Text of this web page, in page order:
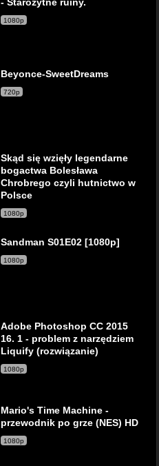
1080p
Beyonce-SweetDreams
720p
Skąd się wzięły legendarne
bogactwa Bolesława
Chrobrego czyli hutnictwo w
Polsce
1080p
Sandman S01E02 [1080p]
1080p
Adobe Photoshop CC 2015
16. 1 - problem z narzędziem
Liquify (rozwiązanie)
1080p
Mario's Time Machine -
przewodnik po grze (NES) HD
1080p